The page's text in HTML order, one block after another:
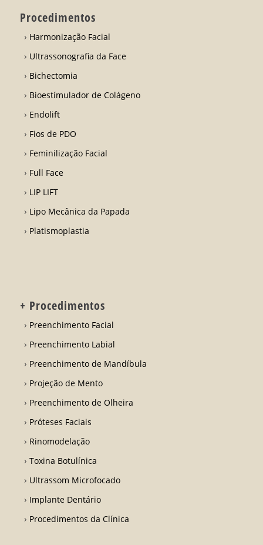
Procedimentos
Harmonização Facial
Ultrassonografia da Face
Bichectomia
Bioestímulador de Colágeno
Endolift
Fios de PDO
Feminilização Facial
Full Face
LIP LIFT
Lipo Mecânica da Papada
Platismoplastia
+ Procedimentos
Preenchimento Facial
Preenchimento Labial
Preenchimento de Mandíbula
Projeção de Mento
Preenchimento de Olheira
Próteses Faciais
Rinomodelação
Toxina Botulínica
Ultrassom Microfocado
Implante Dentário
Procedimentos da Clínica